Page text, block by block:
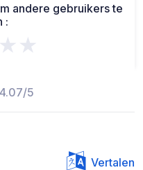
andere gebruikers te
:
4.07/5
Vertalen